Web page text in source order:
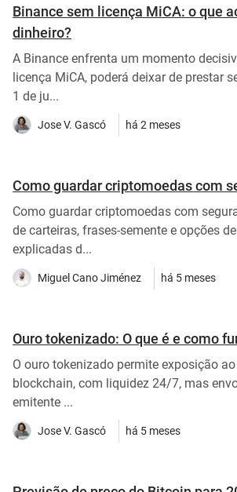
Binance sem licença MiCA: o que
dinheiro?
A Binance enfrenta um momento
licença MiCA, poderá deixar de prestar
1 de ju...
Jose V. Gascó há 2 meses
Como guardar criptomoedas com
Como guardar criptomoedas com
de carteiras, frases-semente e opções
explicadas d...
Miguel Cano Jiménez há 5 meses
Ouro tokenizado: O que é e como
O ouro tokenizado permite exposição
blockchain, com liquidez 24/7, mas
emitente ...
Jose V. Gascó há 5 meses